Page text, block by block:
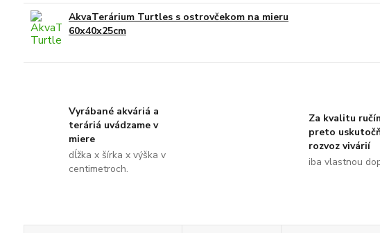
AkvaTerárium Turtles s ostrovčekom na mieru
60x40x25cm
Vyrábané akváriá a
teráriá uvádzame v
miere
dĺžka x šírka x výška v
centimetroch.
Za kvalitu
preto
rozvoz vivárií
iba vlastnou